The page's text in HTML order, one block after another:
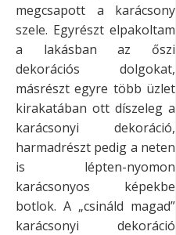
megcsapott a karácsony
szele. Egyrészt elpakoltam
a lakásban az őszi
dekorációs dolgokat,
másrészt egyre több üzlet
kirakatában ott díszeleg a
karácsonyi dekoráció,
harmadrészt pedig a neten
is lépten-nyomon
karácsonyos képekbe
botlok. A „csináld magad”
karácsonyi dekoráció